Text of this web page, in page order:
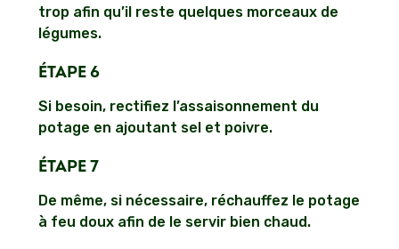
trop afin qu’il reste quelques morceaux de
légumes.
ÉTAPE 6
Si besoin, rectifiez l’assaisonnement du
potage en ajoutant sel et poivre.
ÉTAPE 7
De même, si nécessaire, réchauffez le potage
à feu doux afin de le servir bien chaud.